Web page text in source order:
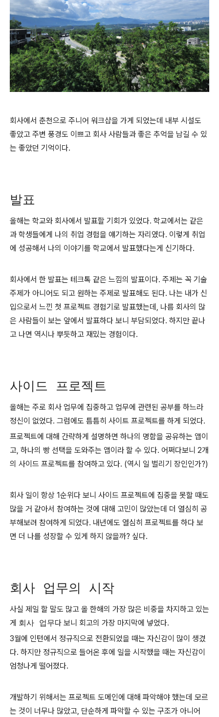
회사에서 춘천으로 주니어 워크샵을 가게 되었는데 내부 시설도
좋았고 주변 풍경도 이쁘고 회사 사람들과 좋은 추억을 남길 수 있
는 좋았던 기억이다.
발표
올해는 학교와 회사에서 발표할 기회가 있었다. 학교에서는 같은
과 학생들에게 나의 취업 경험을 얘기하는 자리였다. 이렇게 취업
에 성공해서 나의 이야기를 학교에서 발표했다는게 신기하다.
회사에서 한 발표는 테크톡 같은 느낌의 발표이다. 주제는 꼭 기술
주제가 아니어도 되고 원하는 주제로 발표해도 된다. 나는 내가 신
입으로서 느낀 첫 프로젝트 경험기로 발표했는데, 나름 회사의 많
은 사람들이 보는 앞에서 발표하다 보니 부담되었다. 하지만 끝나
고 나면 역시나 뿌듯하고 재밌는 경험이다.
사이드 프로젝트
올해는 주로 회사 업무에 집중하고 업무에 관련된 공부를 하느라
정신이 없었다. 그럼에도 틈틈히 사이트 프로젝트를 하게 되었다.
프로젝트에 대해 간략하게 설명하면 하나의 명함을 공유하는 앱이
고, 하나의 빵 선택을 도와주는 앱이라 할 수 있다. 어쩌다보니 2개
의 사이드 프로젝트를 참여하고 있다. (역시 일 벌리기 장인인가?)
회사 일이 항상 1순위다 보니 사이드 프로젝트에 집중을 못할 때도
많을 거 같아서 참여하는 것에 대해 고민이 많았는데 더 열심히 공
부해보려 참여하게 되었다. 내년에도 열심히 프로젝트를 하다 보
면 더 나를 성장할 수 있게 하지 않을까? 싶다.
회사 업무의 시작
사실 제일 할 말도 많고 올 한해의 가장 많은 비중을 차지하고 있는
게 회사 업무다 보니 회고의 가장 마지막에 넣었다.
3월에 인턴에서 정규직으로 전환되었을 때는 자신감이 많이 생겼
다. 하지만 정규직으로 들어온 후에 일을 시작했을 때는 자신감이
엄청나게 떨어졌다.
개발하기 위해서는 프로젝트 도메인에 대해 파악해야 했는데 모르
는 것이 너무나 많았고, 단순하게 파악할 수 있는 구조가 아니어